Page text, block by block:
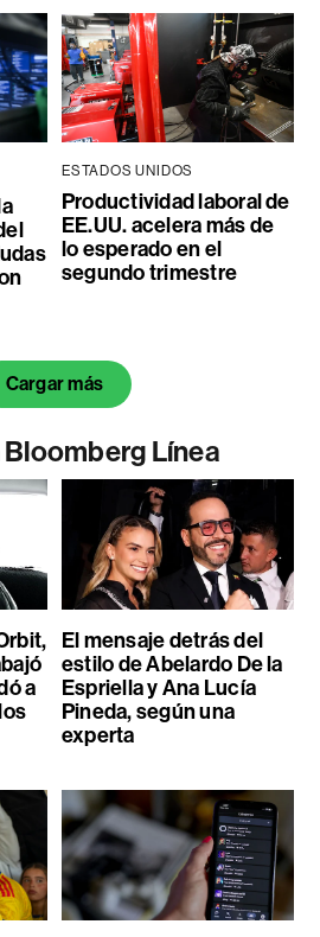
ESTADOS UNIDOS
Productividad laboral de
EE.UU. acelera más de
lo esperado en el
segundo trimestre
Cargar más
Línea
a
El mensaje detrás del
estilo de Abelardo De la
Espriella y Ana Lucía
Pineda, según una
experta